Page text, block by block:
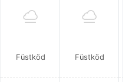
Füstköd Füstköd